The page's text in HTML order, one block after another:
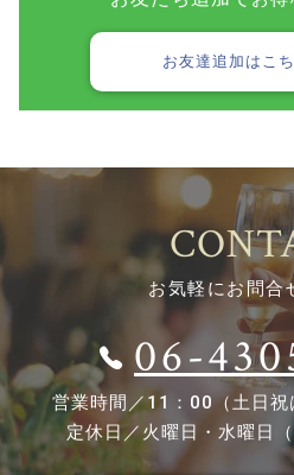
お友達追加はこ
お気軽にお問合
06-
営業時間／11：00（土日
定休日／火曜日・水曜日